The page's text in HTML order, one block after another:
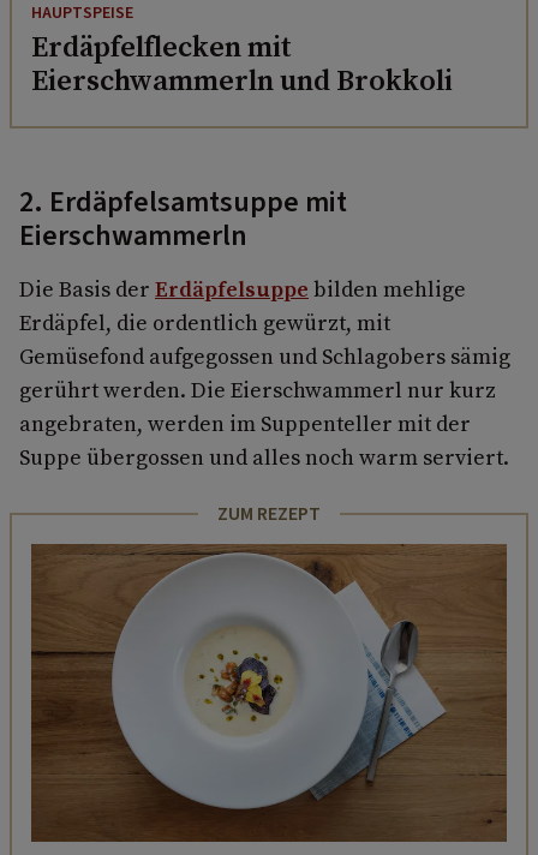
HAUPTSPEISE
Erdäpfelflecken mit
Eierschwammerln und Brokkoli
2. Erdäpfelsamtsuppe mit
Eierschwammerln
Die Basis der Erdäpfelsuppe bilden mehlige
Erdäpfel, die ordentlich gewürzt, mit
Gemüsefond aufgegossen und Schlagobers sämig
gerührt werden. Die Eierschwammerl nur kurz
angebraten, werden im Suppenteller mit der
Suppe übergossen und alles noch warm serviert.
ZUM REZEPT